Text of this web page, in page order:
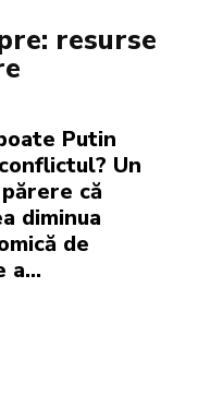
resurse
Putin
Un
că
diminua
de
a...